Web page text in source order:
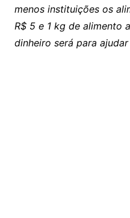
menos instituições os
R$ 5 e 1 kg de alimento
dinheiro será para